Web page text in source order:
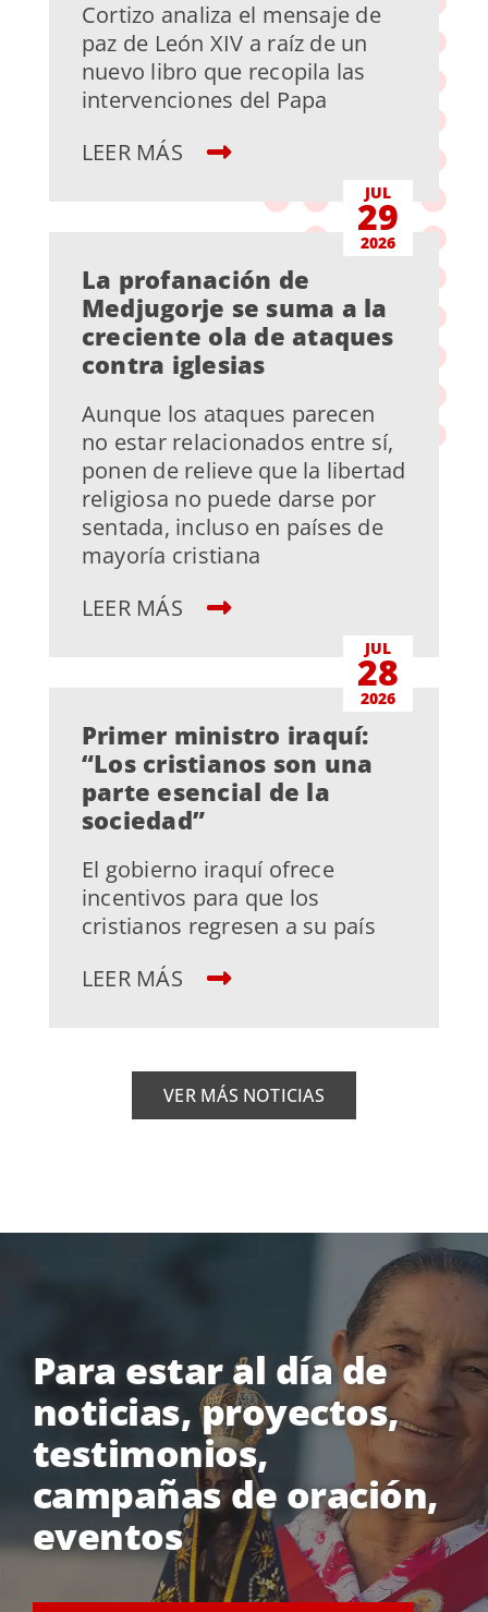
Cortizo analiza el mensaje de
paz de León XIV a raíz de un
nuevo libro que recopila las
intervenciones del Papa
LEER MÁS
JUL
29
2026
La profanación de
Medjugorje se suma a la
creciente ola de ataques
contra iglesias
Aunque los ataques parecen
no estar relacionados entre sí,
ponen de relieve que la libertad
religiosa no puede darse por
sentada, incluso en países de
mayoría cristiana
LEER MÁS
JUL
28
2026
Primer ministro iraquí:
“Los cristianos son una
parte esencial de la
sociedad”
El gobierno iraquí ofrece
incentivos para que los
cristianos regresen a su país
LEER MÁS
VER MÁS NOTICIAS
Para estar al día de
noticias, proyectos,
testimonios,
campañas de oración,
eventos